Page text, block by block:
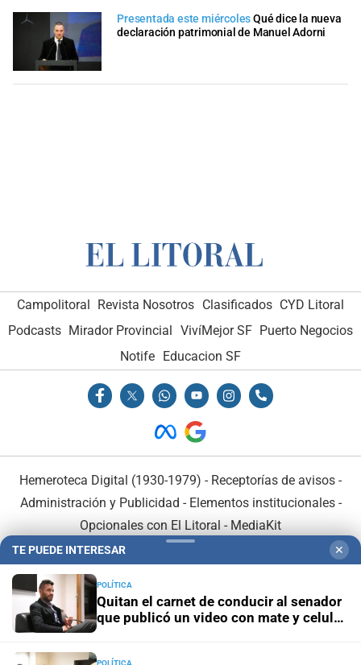
Presentada este miércolesQué dice la nueva
declaración patrimonial de Manuel Adorni
Campolitoral Revista Nosotros Clasificados CYD Litoral
Podcasts Mirador Provincial VivíMejor SF Puerto Negocios
Notife Educacion SF
Hemeroteca Digital (1930-1979) - Receptorías de avisos -
Administración y Publicidad - Elementos institucionales-
Opcionales con El Litoral - MediaKit
TE PUEDE INTERESAR ✕
POLÍTICA
Quitan el carnet de conducir al senador
que publicó un video con mate y celular
POLÍTICA